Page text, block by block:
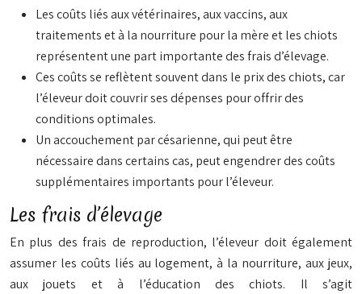
Les coûts liés aux vétérinaires, aux vaccins, aux
traitements et à la nourriture pour la mère et les chiots
représentent une part importante des frais d’élevage.
Ces coûts se reflètent souvent dans le prix des chiots, car
l’éleveur doit couvrir ses dépenses pour offrir des
conditions optimales.
Un accouchement par césarienne, qui peut être
nécessaire dans certains cas, peut engendrer des coûts
supplémentaires importants pour l’éleveur.
Les frais d’élevage
En plus des frais de reproduction, l’éleveur doit également
assumer les coûts liés au logement, à la nourriture, aux jeux,
aux jouets et à l’éducation des chiots. Il s’agit